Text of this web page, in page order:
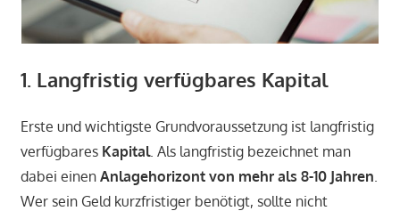
1. Langfristig verfügbares Kapital
Erste und wichtigste Grundvoraussetzung ist langfristig
verfügbares Kapital. Als langfristig bezeichnet man
dabei einen Anlagehorizont von mehr als 8-10 Jahren
Wer sein Geld kurzfristiger benötigt, sollte nicht